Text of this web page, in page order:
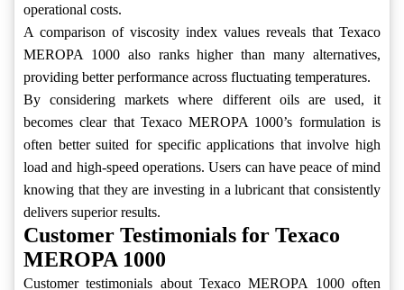
operational costs.
A comparison of viscosity index values reveals that Texaco
MEROPA 1000 also ranks higher than many alternatives,
providing better performance across fluctuating temperatures.
By considering markets where different oils are used, it
becomes clear that Texaco MEROPA 1000’s formulation is
often better suited for specific applications that involve high
load and high-speed operations. Users can have peace of mind
knowing that they are investing in a lubricant that consistently
delivers superior results.
Customer Testimonials for Texaco
MEROPA 1000
Customer testimonials about Texaco MEROPA 1000 often